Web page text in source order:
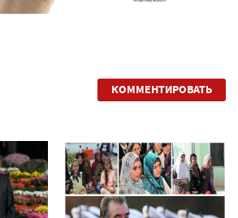
КОММЕНТИРОВАТЬ